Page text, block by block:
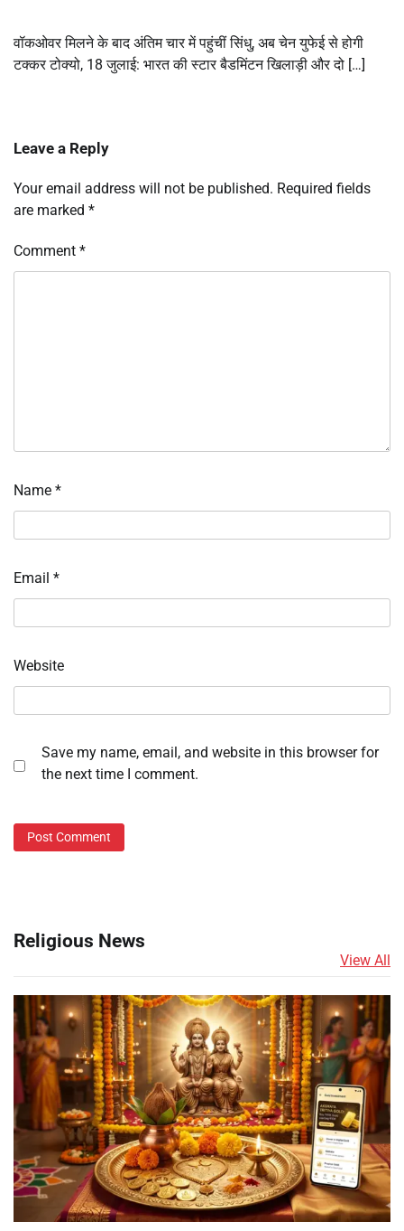
वॉकओवर मिलने के बाद अंतिम चार में पहुंचीं सिंधु, अब चेन युफेई से होगी
टक्कर टोक्यो, 18 जुलाई: भारत की स्टार बैडमिंटन खिलाड़ी और दो […]
Leave a Reply
Your email address will not be published. Required fields
are marked *
Comment *
Name *
Email *
Website
Save my name, email, and website in this browser for
the next time I comment.
Religious News
View All